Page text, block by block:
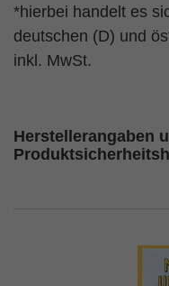
*hierbei handelt es
deutschen (D) und
inkl. MwSt.
Herstellerangaben